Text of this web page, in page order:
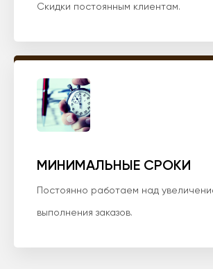
Скидки постоянным клиентам.
МИНИМАЛЬНЫЕ СРОКИ
Постоянно работаем над
выполнения заказов.